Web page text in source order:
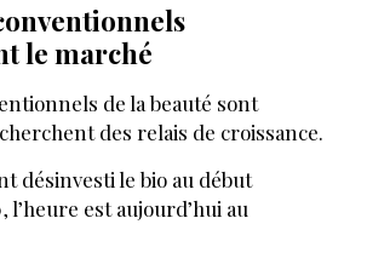
le marché
de la beauté sont
des relais de croissance.
désinvesti le bio au début
l’heure est aujourd’hui au